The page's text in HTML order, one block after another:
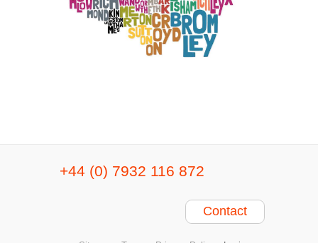
+44 (0) 7932 116 872
Contact